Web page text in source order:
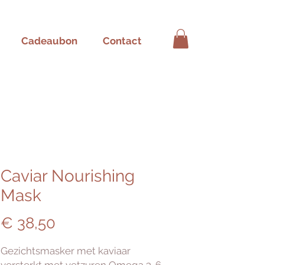
Cadeaubon Contact
Caviar Nourishing
Mask
€ 38,50
Gezichtsmasker met kaviaar